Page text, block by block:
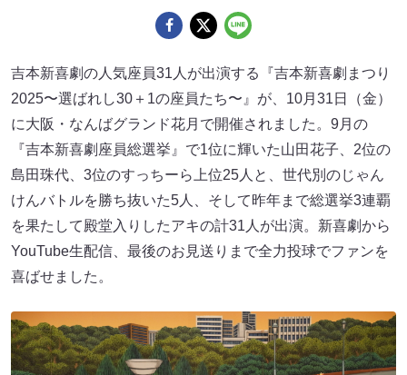
吉本新喜劇の人気座員31人が出演する『吉本新喜劇まつり
2025〜選ばれし30＋1の座員たち〜』が、10月31日（金）
に大阪・なんばグランド花月で開催されました。9月の
『吉本新喜劇座員総選挙』で1位に輝いた山田花子、2位の
島田珠代、3位のすっちーら上位25人と、世代別のじゃん
けんバトルを勝ち抜いた5人、そして昨年まで総選挙3連覇
を果たして殿堂入りしたアキの計31人が出演。新喜劇から
YouTube生配信、最後のお見送りまで全力投球でファンを
喜ばせました。